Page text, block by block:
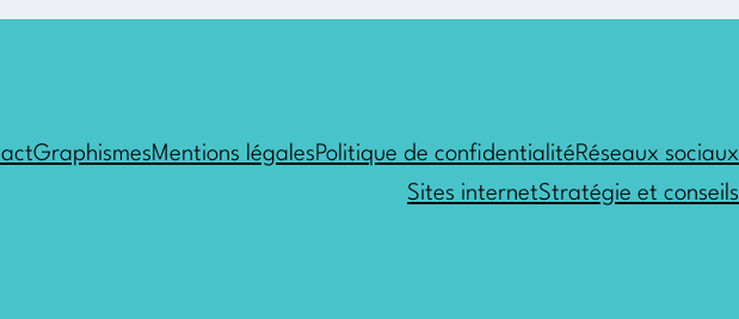
GraphismesMentions légalesPolitique de confidentialitéRéseaux sociaux
Sites internetStratégie et conseils